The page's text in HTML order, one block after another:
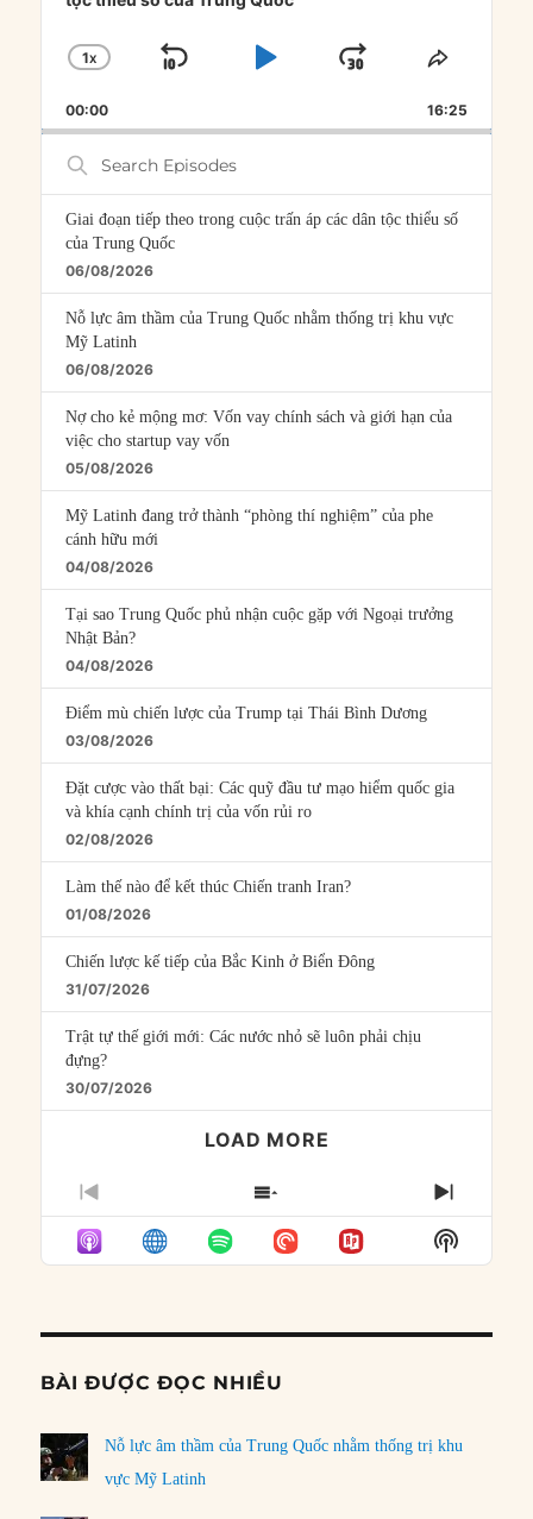
CHANGE
RATE
1X
SKIP
PLAYJUMP
FORWARD
SHARE
00:00 16:25
Search
Episodes
Giai đoạn tiếp theo trong cuộc trấn áp các dân tộc thiểu số
của Trung Quốc
06/08/2026
Nỗ lực âm thầm của Trung Quốc nhằm thống trị khu vực
Mỹ Latinh
06/08/2026
Nợ cho kẻ mộng mơ: Vốn vay chính sách và giới hạn của
việc cho startup vay vốn
05/08/2026
Mỹ Latinh đang trở thành “phòng thí nghiệm” của phe
cánh hữu mới
04/08/2026
Tại sao Trung Quốc phủ nhận cuộc gặp với Ngoại trưởng
Nhật Bản?
04/08/2026
Điểm mù chiến lược của Trump tại Thái Bình Dương
03/08/2026
Đặt cược vào thất bại: Các quỹ đầu tư mạo hiểm quốc gia
và khía cạnh chính trị của vốn rủi ro
02/08/2026
Làm thế nào để kết thúc Chiến tranh Iran?
01/08/2026
Chiến lược kế tiếp của Bắc Kinh ở Biển Đông
31/07/2026
Trật tự thế giới mới: Các nước nhỏ sẽ luôn phải chịu
đựng?
30/07/2026
LOAD MORE
PREVIOUS
EPISODE
SHOW
EPISODES
LIST
NEXT
Show
Podcast
BÀI ĐƯỢC ĐỌC NHIỀU
Nỗ lực âm thầm của Trung Quốc nhằm thống trị khu
vực Mỹ Latinh